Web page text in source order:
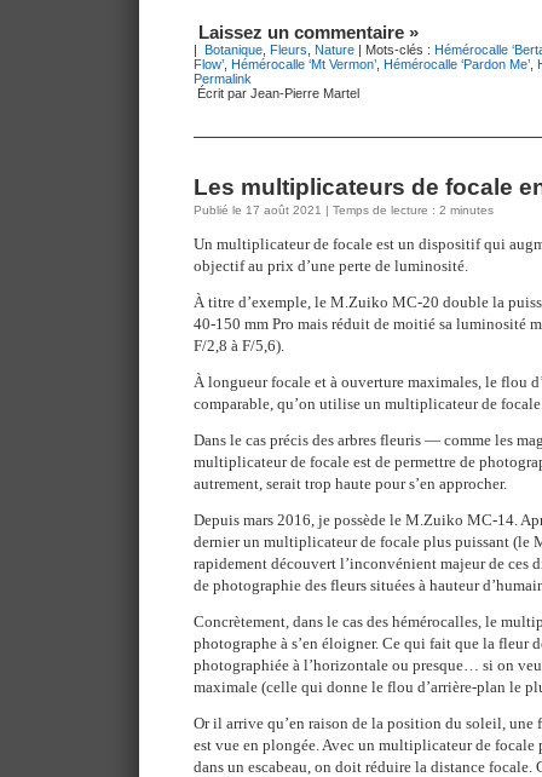
Laissez un commentaire »
| Botanique Fleurs Nature | Mots-clés : Hémérocalle
Flow’ Hémérocalle ‘Mt Vermon’ Hémérocalle ‘Pardon Me’
Permalink
Écrit par Jean-Pierre Martel
Les multiplicateurs de focale
Publié le 17 août 2021 | Temps de lecture : 2 minutes
Un multiplicateur de focale est un dispositif qui
objectif au prix d’une perte de luminosité.
À titre d’exemple, le M.Zuiko MC-20 double la
40-150 mm Pro mais réduit de moitié sa luminosité
F/2,8 à F/5,6).
À longueur focale et à ouverture maximales, le flou
comparable, qu’on utilise un multiplicateur de
Dans le cas précis des arbres fleuris — comme les
multiplicateur de focale est de permettre de
autrement, serait trop haute pour s’en approcher.
Depuis mars 2016, je possède le M.Zuiko MC-14.
dernier un multiplicateur de focale plus puissant (le
rapidement découvert l’inconvénient majeur de ces
de photographie des fleurs situées à hauteur
Concrètement, dans le cas des hémérocalles, le
photographe à s’en éloigner. Ce qui fait que la fleur
photographiée à l’horizontale ou presque… si on
maximale (celle qui donne le flou d’arrière-plan le
Or il arrive qu’en raison de la position du soleil, une
est vue en plongée. Avec un multiplicateur de focale
dans un escabeau, on doit réduire la distance focale.